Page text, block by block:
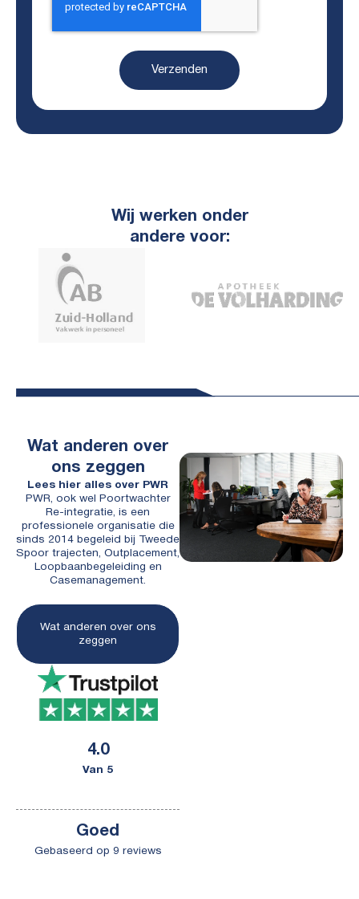
Verzenden
Wij werken onder
andere voor:
Wat anderen over
ons zeggen
Lees hier alles over PWR
PWR, ook wel Poortwachter
Re-integratie, is een
professionele organisatie die
sinds 2014 begeleid bij Tweede
Spoor trajecten, Outplacement,
Loopbaanbegeleiding en
Casemanagement.
Wat anderen over ons
zeggen
4.0
Van 5
Goed
Gebaseerd op 9 reviews